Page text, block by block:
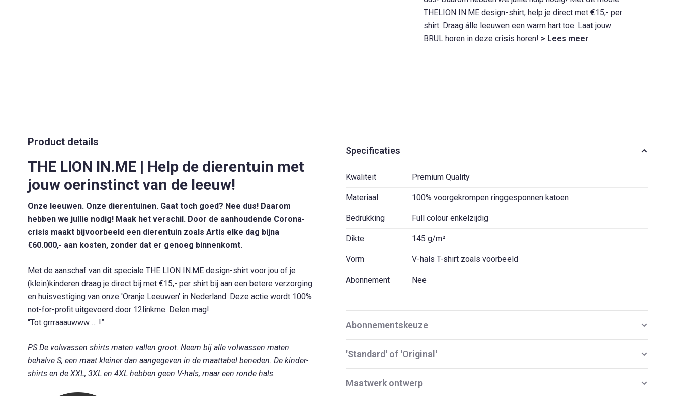
THELION IN.ME design-shirt, help je direct met €15,- per
shirt. Draag álle leeuwen een warm hart toe. Laat jouw
BRUL horen in deze crisis horen! > Lees meer
Product details
THE LION IN.ME | Help de dierentuin met
jouw oerinstinct van de leeuw!
Onze leeuwen. Onze dierentuinen. Gaat toch goed? Nee dus! Daarom
hebben we jullie nodig! Maak het verschil. Door de aanhoudende Corona-
crisis maakt bijvoorbeeld een dierentuin zoals Artis elke dag bijna
€60.000,- aan kosten, zonder dat er genoeg binnenkomt.
Met de aanschaf van dit speciale THE LION IN.ME design-shirt voor jou of je
(klein)­kinderen draag je direct bij met €15,- per shirt bij aan een betere verzorging
en huisvestiging van onze 'Oranje Leeuwen' in Nederland. Deze actie wordt 100%
not-for-profit uitgevoerd door 12linkme. Delen mag!
“Tot grrraaauwww … !”
PS De volwassen shirts maten vallen groot. Neem bij alle volwassen maten
behalve S, een maat kleiner dan aangegeven in de maattabel beneden. De kinder-
shirts en de XXL, 3XL en 4XL hebben geen V-hals, maar een ronde hals.
Specificaties
Kwaliteit Premium Quality
Materiaal 100% voorgekrompen ringgesponnen katoen
Bedrukking Full colour enkelzijdig
Dikte 145 g/m²
Vorm V-hals T-shirt zoals voorbeeld
Abonnement Nee
Abonnementskeuze
'Standard' of 'Original'
Maatwerk ontwerp